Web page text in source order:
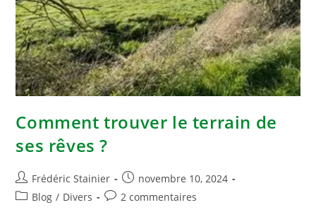
Comment trouver le terrain de
ses rêves ?
Frédéric Stainier
novembre 10, 2024
Blog / Divers 2 commentaires